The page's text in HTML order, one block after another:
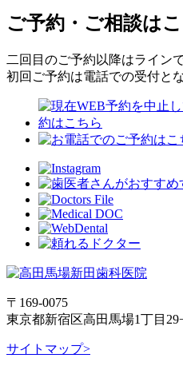
ご予約・ご相談は
二回目のご予約以降はライン
初回ご予約は電話での受付と
〒169-0075
東京都新宿区高田馬場1丁目
サイトマップ>